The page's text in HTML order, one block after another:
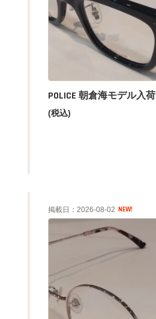
POLICE 朝倉海モデル入荷
(税込)
掲載日：2026-08-02 NEW!